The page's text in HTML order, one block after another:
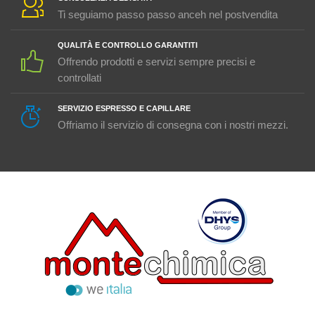
Ti seguiamo passo passo anceh nel postvendita
QUALITÀ E CONTROLLO GARANTITI
Offrendo prodotti e servizi sempre precisi e
controllati
SERVIZIO ESPRESSO E CAPILLARE
Offriamo il servizio di consegna con i nostri mezzi.